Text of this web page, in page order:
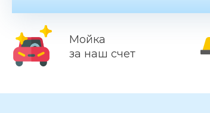
Мойка
за наш счет